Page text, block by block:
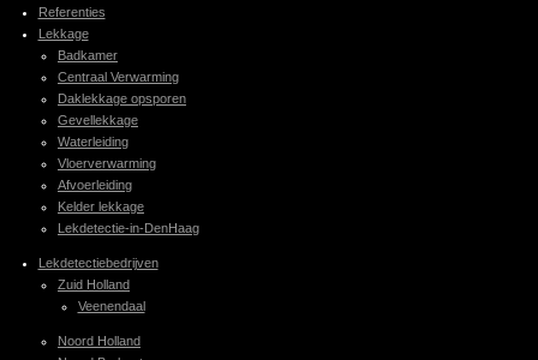
Referenties
Lekkage
Badkamer
Centraal Verwarming
Daklekkage opsporen
Gevellekkage
Waterleiding
Vloerverwarming
Afvoerleiding
Kelder lekkage
Lekdetectie-in-DenHaag
Lekdetectiebedrijven
Zuid Holland
Veenendaal
Noord Holland